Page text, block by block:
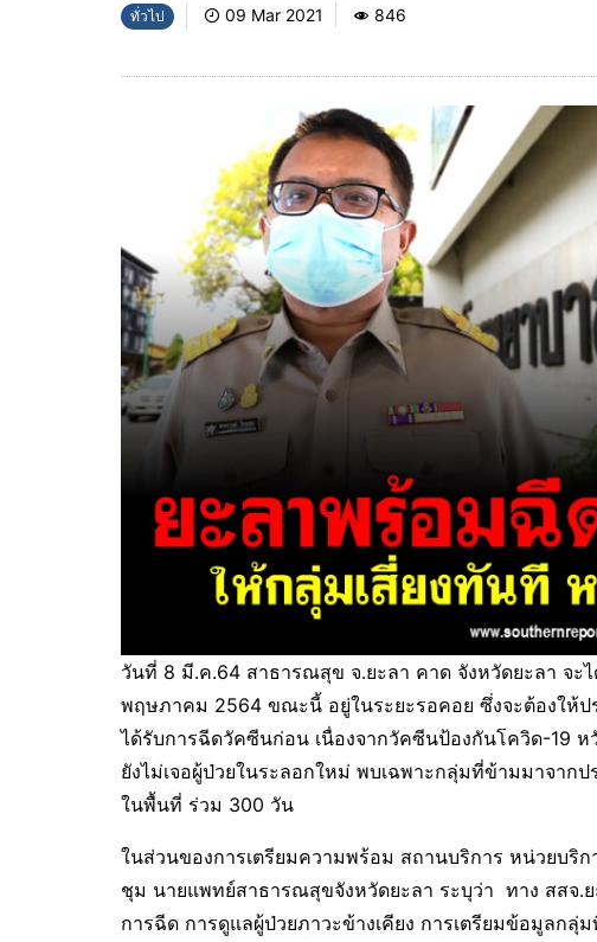
ทั่วไป 09 Mar 2021 846
วันที่ 8 มี.ค.64 สาธารณสุข จ.ยะลา คาด จังหวัดยะลา จะ
พฤษภาคม 2564 ขณะนี้ อยู่ในระยะรอคอย ซึ่งจะต้องให้ป
ได้รับการฉีดวัคซีนก่อน เนื่องจากวัคซีนป้องกันโควิด-19
ยังไม่เจอผู้ป่วยในระลอกใหม่ พบเฉพาะกลุ่มที่ข้ามมาจากป
ในพื้นที่ ร่วม 300 วัน
ในส่วนของการเตรียมความพร้อม สถานบริการ หน่วยบ
ชุม นายแพทย์สาธารณสุขจังหวัดยะลา ระบุว่า ทาง สสจ.
การฉีด การดูแลผู้ป่วยภาวะข้างเคียง การเตรียมข้อมูลก